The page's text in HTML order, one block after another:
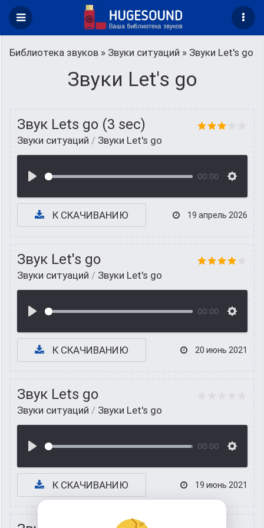
Библиотека звуков » Звуки ситуаций » Звуки Let's go
Звуки Let's go
Звук Lets go (3 sec)
Звуки ситуаций / Звуки Let's go
00:00
К СКАЧИВАНИЮ 19 апрель 2026
Звук Let's go
Звуки ситуаций / Звуки Let's go
00:00
К СКАЧИВАНИЮ 20 июнь 2021
Звук Lets go
Звуки ситуаций / Звуки Let's go
00:00
К СКАЧИВАНИЮ 19 июнь 2021